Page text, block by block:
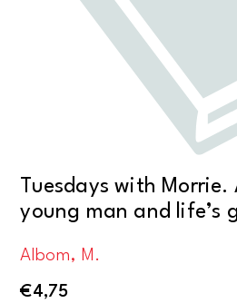
Tuesdays with
young man and life’s
Albom, M.
€4,75